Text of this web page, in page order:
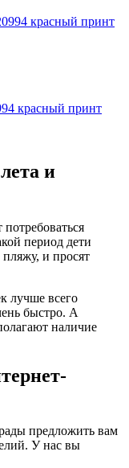
красный принт
и
период дети
и просят
лучше всего
быстро. А
наличие
предложить вам
У нас вы